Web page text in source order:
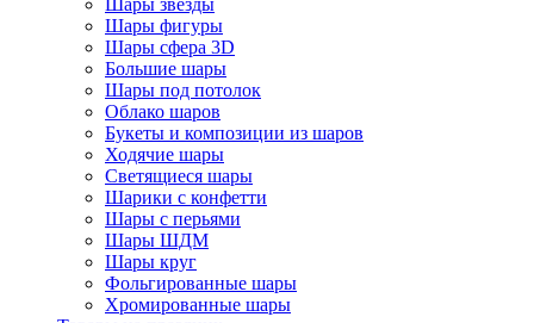
Шары звезды
Шары фигуры
Шары сфера 3D
Большие шары
Шары под потолок
Облако шаров
Букеты и композиции из шаров
Ходячие шары
Светящиеся шары
Шарики с конфетти
Шары с перьями
Шары ШДМ
Шары круг
Фольгированные шары
Хромированные шары